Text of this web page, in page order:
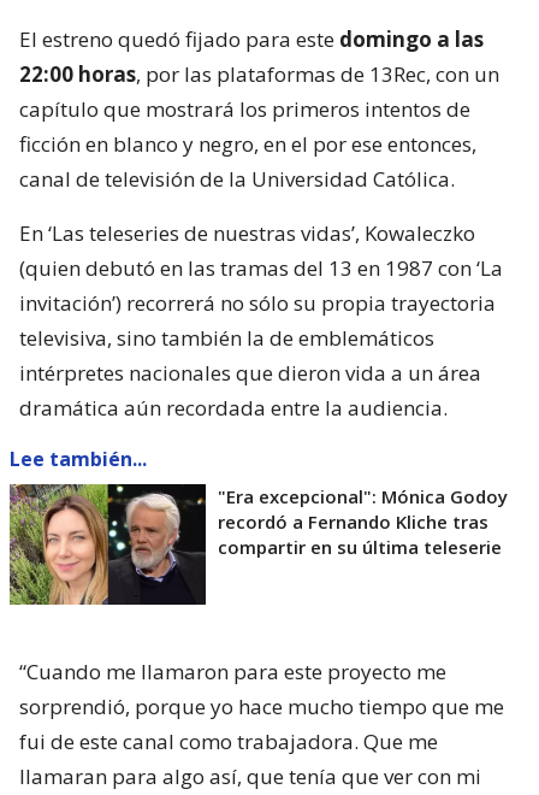
El estreno quedó fijado para este domingo a las
22:00 horas, por las plataformas de 13Rec, con un
capítulo que mostrará los primeros intentos de
ficción en blanco y negro, en el por ese entonces,
canal de televisión de la Universidad Católica.
En ‘Las teleseries de nuestras vidas’, Kowaleczko
(quien debutó en las tramas del 13 en 1987 con ‘La
invitación’) recorrerá no sólo su propia trayectoria
televisiva, sino también la de emblemáticos
intérpretes nacionales que dieron vida a un área
dramática aún recordada entre la audiencia.
Lee también...
"Era excepcional": Mónica Godoy
recordó a Fernando Kliche tras
compartir en su última teleserie
“Cuando me llamaron para este proyecto me
sorprendió, porque yo hace mucho tiempo que me
fui de este canal como trabajadora. Que me
llamaran para algo así, que tenía que ver con mi